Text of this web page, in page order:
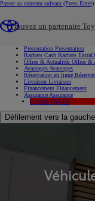
Passer au contenu suivant (Press Enter)
Trouvez un partenaire
Présentation Présentation
Rachats Cash Rachats
Offres & Actualités Offres &
Avantages Avantages
Réservation en ligne
Livraison Livraison
Financement Financement
Assurance Assurance
Hybride Hybride
Défilement vers la gauche